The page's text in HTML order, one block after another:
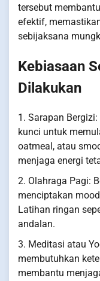
tersebut
efektif,
sebijaksana
Kebiasaan
Dilakukan
1. Sarapan
kunci untuk
oatmeal, atau
menjaga energi
2. Olahraga Pagi:
menciptakan
Latihan ringan
andalan.
3. Meditasi atau
membutuhkan
membantu